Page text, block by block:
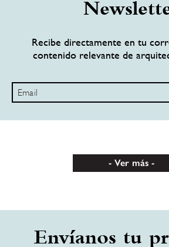
Recibe directamente en tu
contenido relevante de
Ver más
Envíanos tu